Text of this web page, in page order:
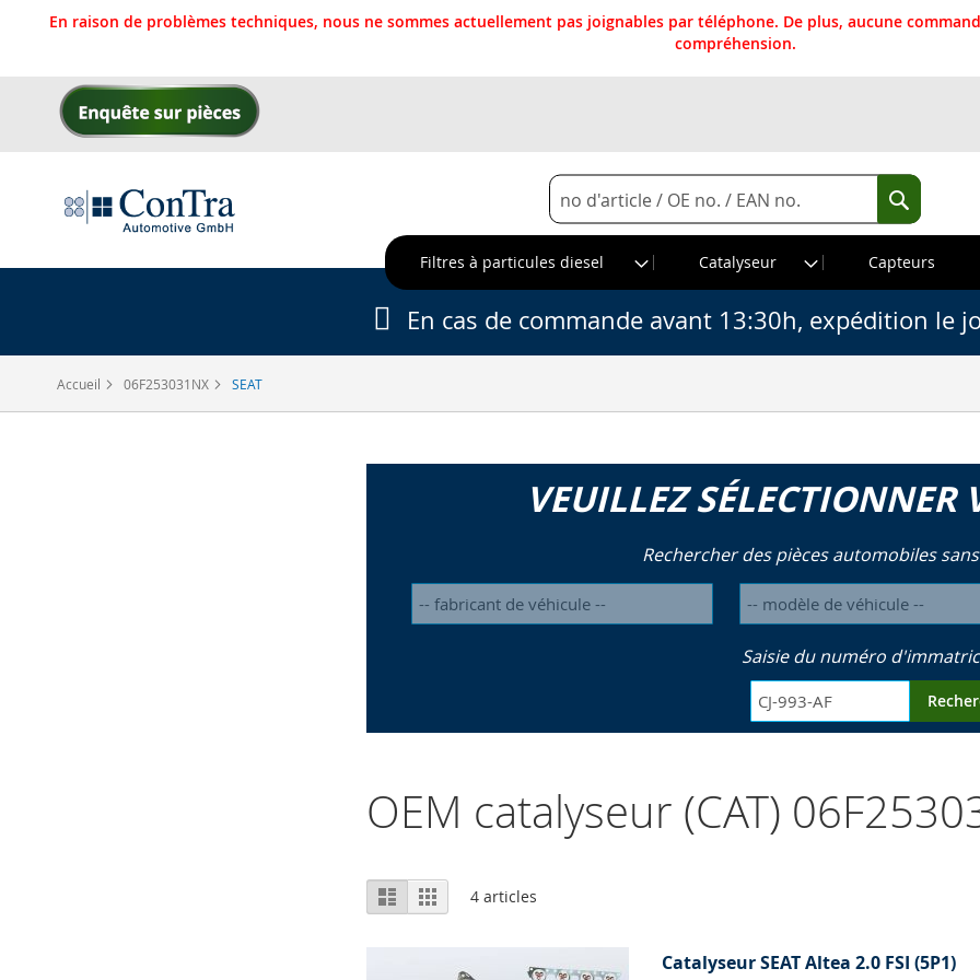
En raison de problèmes techniques, nous ne sommes actuellement pas joignables par téléphone. De plus, aucune
compréhension.
Allez
Rechercher
Rechercher
Filtres à particules diesel
Catalyseur Capteurs
Accueil 06F253031NX SEAT
En cas de commande avant 13:30h, expédition le
VEUILLEZ SÉLECTIONNER
Rechercher des pièces automobiles
Saisie du numéro
OEM catalyseur (CAT)
Afficher
en
Liste Grille4 articles
Catalyseur SEAT Altea 2.0 FSI (5P1)